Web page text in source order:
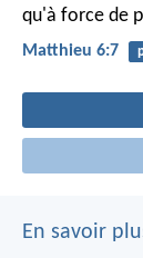
qu'à force de
Matthieu 6:7
En savoir